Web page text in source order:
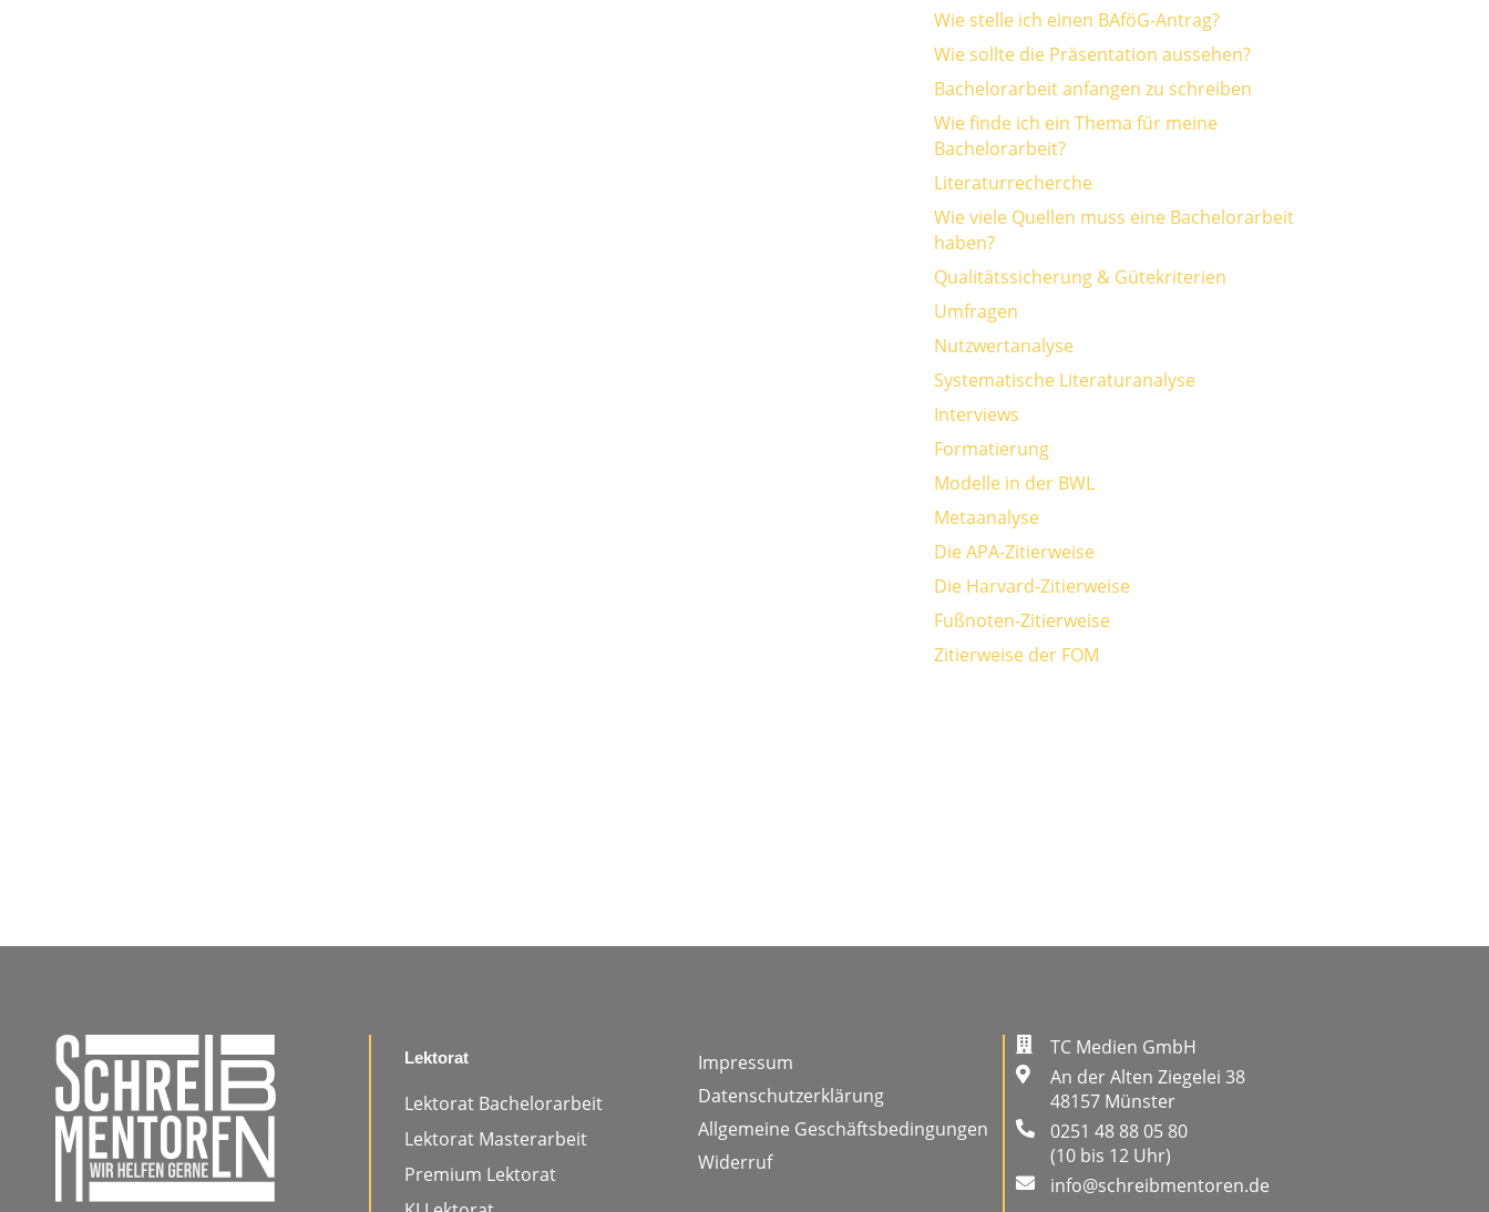
Wie stelle ich einen BAföG-Antrag?
Wie sollte die Präsentation aussehen?
Bachelorarbeit anfangen zu schreiben
Wie finde ich ein Thema für meine
Bachelorarbeit?
Literaturrecherche
Wie viele Quellen muss eine Bachelorarbeit
haben?
Qualitätssicherung & Gütekriterien
Umfragen
Nutzwertanalyse
Systematische Literaturanalyse
Interviews
Formatierung
Modelle in der BWL
Metaanalyse
Die APA-Zitierweise
Die Harvard-Zitierweise
Fußnoten-Zitierweise
Zitierweise der FOM
Lektorat
Lektorat Bachelorarbeit
Lektorat Masterarbeit
Premium Lektorat
Impressum
Datenschutzerklärung
Allgemeine Geschäftsbedingungen
Widerruf
TC Medien GmbH
An der Alten Ziegelei 38
48157 Münster
0251 48 88 05 80
(10 bis 12 Uhr)
info@schreibmentoren.de